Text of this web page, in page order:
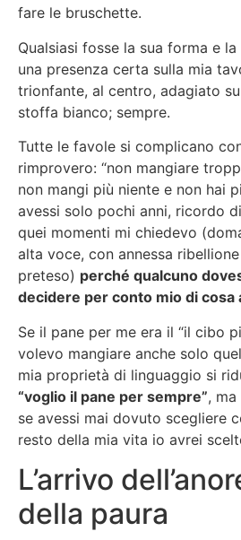
fare le bruschette.
Qualsiasi fosse la sua forma e
una presenza certa sulla mia
trionfante, al centro, adagiato
stoffa bianco; sempre.
Tutte le favole si complicano
rimprovero: “non mangiare
non mangi più niente e non hai
avessi solo pochi anni, ricordo
quei momenti mi chiedevo
alta voce, con annessa
preteso) perché qualcuno
decidere per conto mio di cosa
Se il pane per me era il “il cibo
volevo mangiare anche solo
mia proprietà di linguaggio si
“voglio il pane per sempre”,
se avessi mai dovuto scegliere
resto della mia vita io avrei
L’arrivo
della paura